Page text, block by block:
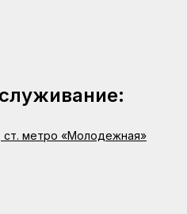
ст. метро «Молодежная»